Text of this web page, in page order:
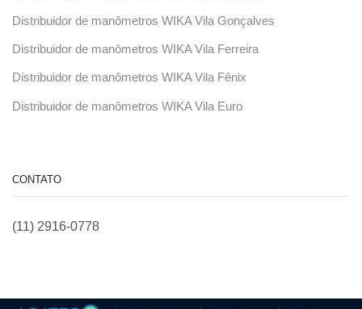
Distribuidor de manômetros WIKA Vila Gonçalves
Distribuidor de manômetros WIKA Vila Ferreira
Distribuidor de manômetros WIKA Vila Fênix
Distribuidor de manômetros WIKA Vila Euro
CONTATO
(11) 2916-0778